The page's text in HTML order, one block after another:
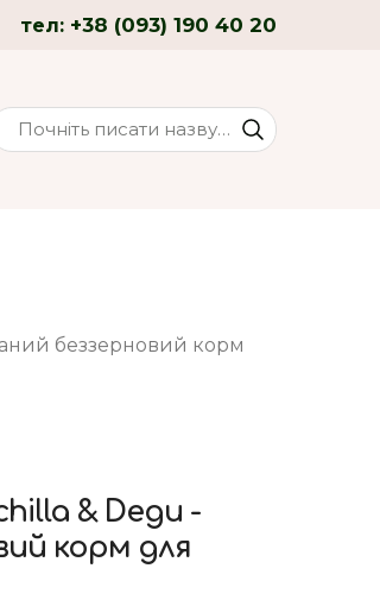
тел: +38 (093) 190 40 20
беззерновий корм
& Degu -
корм для